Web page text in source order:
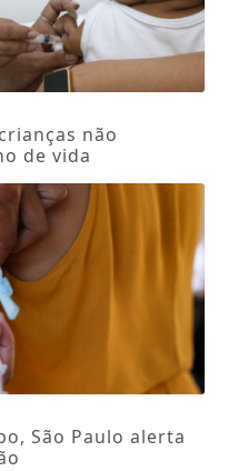
não
de vida
São Paulo alerta